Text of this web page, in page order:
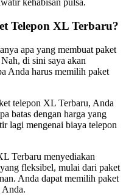
kehabisan pulsa.
Telepon XL Terbaru?
apa yang membuat paket
di sini saya akan
Anda harus memilih paket
telepon XL Terbaru, Anda
batas dengan harga yang
lagi mengenai biaya telepon
Terbaru menyediakan
fleksibel, mulai dari paket
Anda dapat memilih paket
Anda.